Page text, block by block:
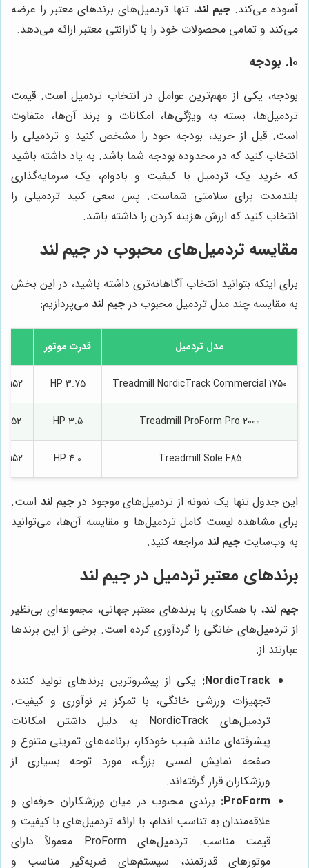
آسوده می‌کند.جیم لند، تنها تردمیل‌های برندهای معتبر را عرضه
می‌کند و تمامی محصولات خود را با گارانتی معتبر ارائه می‌دهد.
۱۰. بودجه
بودجه، یکی از مهم‌ترین عوامل در انتخاب تردمیل است. قیمت
تردمیل‌ها، بسته به ویژگی‌ها، امکانات و برند آن‌ها، متفاوت
است. قبل از خرید، بودجه خود را مشخص کنید و تردمیلی را
انتخاب کنید که در محدوده بودجه شما باشد. به یاد داشته باشید
که خرید یک تردمیل با کیفیت و بادوام، یک سرمایه‌گذاری
بلندمدت برای سلامتی شماست. پس سعی کنید تردمیلی را
انتخاب کنید که ارزش هزینه کردن را داشته باشد.
مقایسه تردمیل‌های محبوب درجیم لند
برای اینکه بتوانید انتخاب آگاهانه‌تری داشته باشید، در این بخش
به مقایسه چند مدل تردمیل محبوب در جیم لند می‌پردازیم:
مدل تردمیل قدرت موتور
Treadmill NordicTrack Commercial 1750
3.75 HP 152 x 55 سانتی‌متر
Treadmill ProForm Pro 2000
3.5 HP 152 x 51 سانتی‌متر
Treadmill Sole F85
4.0 HP 152 x 56 سانتی‌متر
این جدول تنها یک نمونه از تردمیل‌های موجود در جیم لند است.
برای مشاهده لیست کامل تردمیل‌ها و مقایسه آن‌ها، می‌توانید
به وب‌سایت جیم لند مراجعه کنید.
برندهای معتبر تردمیل درجیم لند
جیم لند، با همکاری با برندهای معتبر جهانی، مجموعه‌ای بی‌نظیر
از تردمیل‌های خانگی را گردآوری کرده است. برخی از این برندها
عبارتند از:
NordicTrack: یکی از پیشروترین برندهای تولید کننده
تجهیزات ورزشی خانگی، با تمرکز بر نوآوری و کیفیت.
تردمیل‌های NordicTrack به دلیل داشتن امکانات
پیشرفته‌ای مانند شیب خودکار، برنامه‌های تمرینی متنوع و
صفحه نمایش لمسی بزرگ، مورد توجه بسیاری از
ورزشکاران قرار گرفته‌اند.
ProForm: برندی محبوب در میان ورزشکاران حرفه‌ای و
علاقه‌مندان به تناسب اندام، با ارائه تردمیل‌های با کیفیت و
قیمت مناسب. تردمیل‌های ProForm معمولاً دارای
موتورهای قدرتمند، سیستم‌های ضربه‌گیر مناسب و